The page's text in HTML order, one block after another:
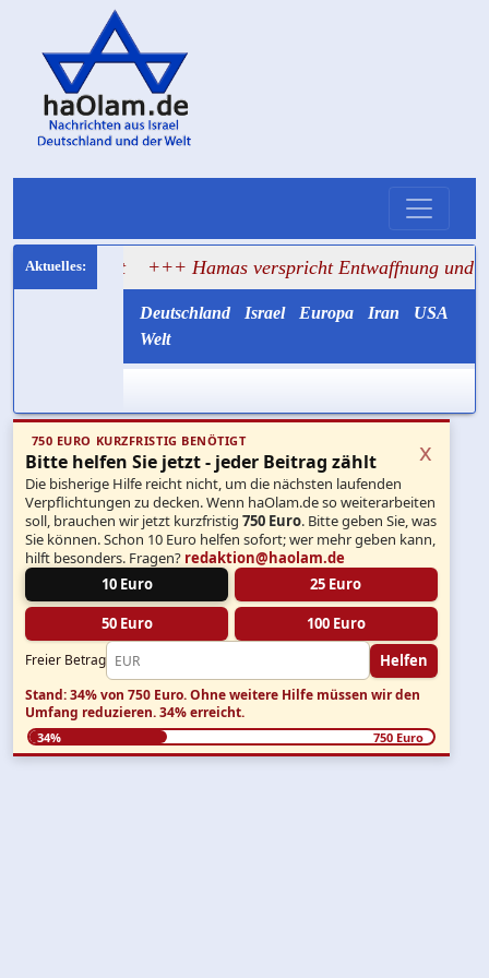
versagt +++ Hamas verspricht Entwaffnung und
Deutschland Israel Europa Iran
USA
Welt
750 EURO KURZFRISTIG BENÖTIGT
Bitte helfen Sie jetzt - jeder Beitrag zählt
Die bisherige Hilfe reicht nicht, um die nächsten laufenden
Verpflichtungen zu decken. Wenn haOlam.de so weiterarbeiten
soll, brauchen wir jetzt kurzfristig750 Euro. Bitte geben Sie, was
Sie können. Schon 10 Euro helfen sofort; wer mehr geben kann,
hilft besonders. Fragen? redaktion@haolam.de
10 Euro
25 Euro
50 Euro 100 Euro
Freier Betrag Helfen
x
Stand: 34% von 750 Euro.Ohne weitere Hilfe müssen wir den
Umfang reduzieren.34% erreicht.
34% 750 Euro